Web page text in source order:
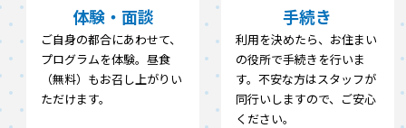
体験・面談
ご自身の都合にあわせて、
プログラムを体験。昼食
（無料）もお召し上がりい
ただけます。
手続き
利用を決めたら、お住まい
の役所で手続きを行いま
す。不安な方はスタッフが
同行いしますので、ご安心
ください。